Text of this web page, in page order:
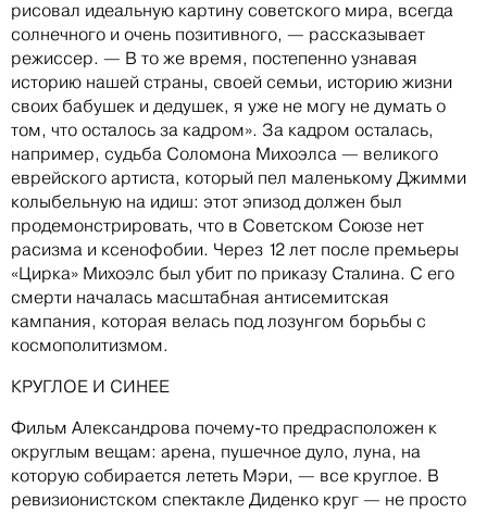
рисовал идеальную картину советского мира, всегда
солнечного и очень позитивного, — рассказывает
режиссер. — В то же время, постепенно узнавая
историю нашей страны, своей семьи, историю жизни
своих бабушек и дедушек, я уже не могу не думать о
том, что осталось за кадром». За кадром осталась,
например, судьба Соломона Михоэлса — великого
еврейского артиста, который пел маленькому Джимми
колыбельную на идиш: этот эпизод должен был
продемонстрировать, что в Советском Союзе нет
расизма и ксенофобии. Через 12 лет после премьеры
«Цирка» Михоэлс был убит по приказу Сталина. С его
смерти началась масштабная антисемитская
кампания, которая велась под лозунгом борьбы с
космополитизмом.
КРУГЛОЕ И СИНЕЕ
Фильм Александрова почему-то предрасположен к
округлым вещам: арена, пушечное дуло, луна, на
которую собирается лететь Мэри, — все круглое. В
ревизионистском спектакле Диденко круг — не просто